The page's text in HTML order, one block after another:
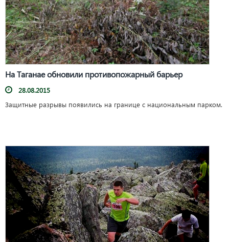
На Таганае обновили противопожарный барьер
28.08.2015
Защитные разрывы появились на границе с национальным парком.